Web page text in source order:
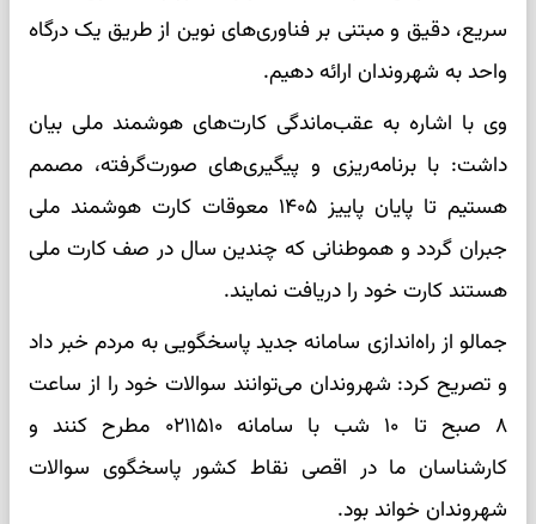
سریع، دقیق و مبتنی بر فناوری‌های نوین از طریق یک درگاه
واحد به شهروندان ارائه دهیم.
وی با اشاره به عقب‌ماندگی کارت‌های هوشمند ملی بیان
داشت: با برنامه‌ریزی و پیگیری‌های صورت‌گرفته، مصمم
هستیم تا پایان پاییز ۱۴۰۵ معوقات کارت هوشمند ملی
جبران گردد و هموطنانی که چندین سال در صف کارت ملی
هستند کارت خود را دریافت نمایند.
جمالو از راه‌اندازی سامانه جدید پاسخگویی به مردم خبر داد
و تصریح کرد: شهروندان می‌توانند سوالات خود را از ساعت
۸ صبح تا ۱۰ شب با سامانه ۰۲۱۱۵۱۰ مطرح کنند و
کارشناسان ما در اقصی نقاط کشور پاسخگوی سوالات
شهروندان خواند بود.